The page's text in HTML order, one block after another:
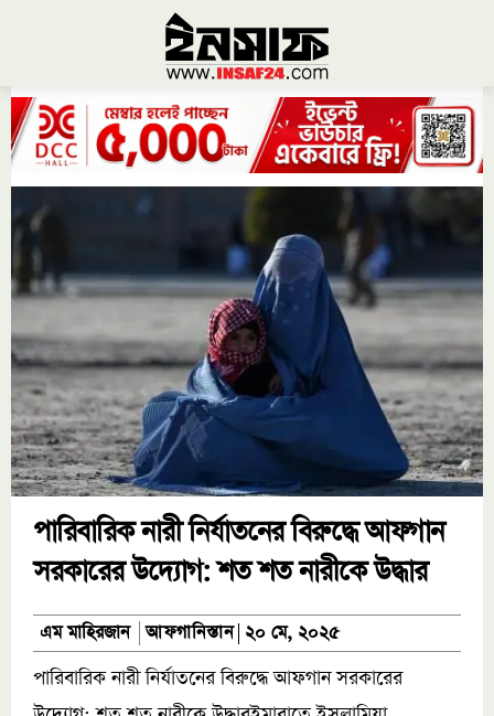
পারিবারিক নারী নির্যাতনের বিরুদ্ধে আফগান
সরকারের উদ্যোগ: শত শত নারীকে উদ্ধার
এম মাহিরজান আফগানিস্তান ২০ মে, ২০২৫
পারিবারিক নারী নির্যাতনের বিরুদ্ধে আফগান সরকারের